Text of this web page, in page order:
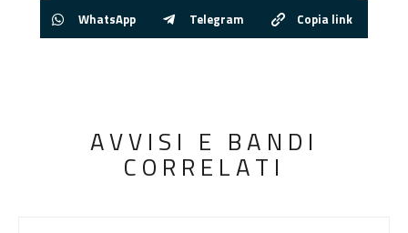
WhatsApp Telegram Copia link
AVVISI E BANDI
CORRELATI